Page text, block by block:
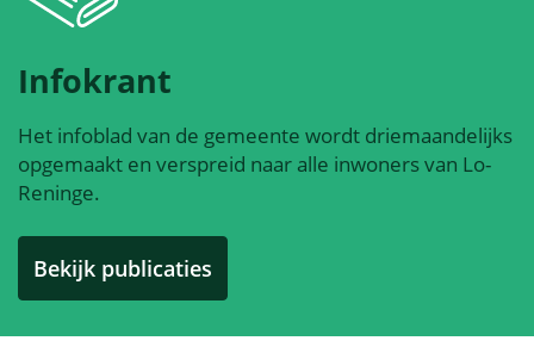
Infokrant
Het infoblad van de gemeente wordt driemaandelijks
opgemaakt en verspreid naar alle inwoners van Lo-
Reninge.
Bekijk publicaties